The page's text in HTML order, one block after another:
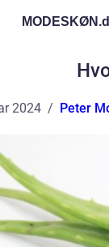
MODESKØN.
2024 Peter